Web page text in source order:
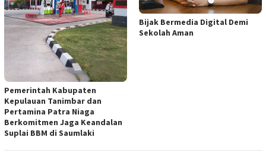
Pemerintah Kabupaten
Kepulauan Tanimbar dan
Pertamina Patra Niaga
Berkomitmen Jaga Keandalan
Suplai BBM di Saumlaki
Bijak Bermedia Digital Demi
Sekolah Aman